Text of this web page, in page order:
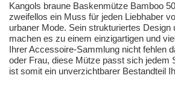
Kangols braune Baskenmütze Bamboo
zweifellos ein Muss für jeden Liebhaber
urbaner Mode. Sein strukturiertes Design
machen es zu einem einzigartigen und
Ihrer Accessoire-Sammlung nicht fehlen
oder Frau, diese Mütze passt sich jedem
ist somit ein unverzichtbarer Bestandteil